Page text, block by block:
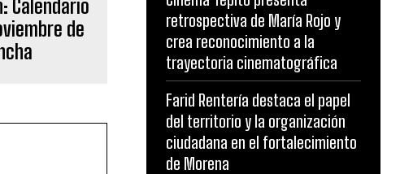
Calendario
de
retrospectiva de María Rojo y
crea reconocimiento a la
trayectoria cinematográfica
Farid Rentería destaca el papel
del territorio y la organización
ciudadana en el fortalecimiento
de Morena